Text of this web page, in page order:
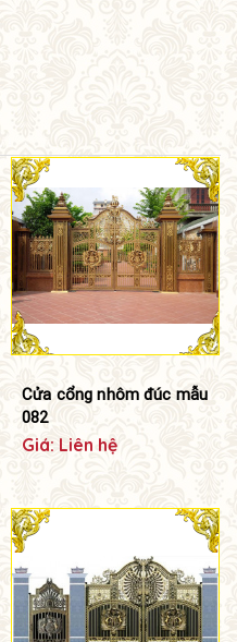
Cửa cổng nhôm đúc mẫu
082
Giá: Liên hệ